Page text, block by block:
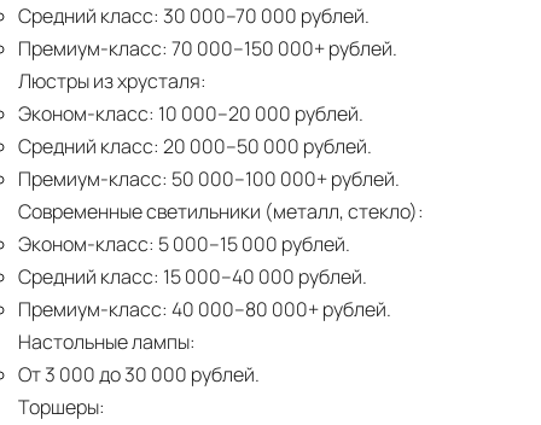
Средний класс: 30 000–70 000 рублей.
Премиум-класс: 70 000–150 000+ рублей.
Люстры из хрусталя:
Эконом-класс: 10 000–20 000 рублей.
Средний класс: 20 000–50 000 рублей.
Премиум-класс: 50 000–100 000+ рублей.
Современные светильники (металл, стекло):
Эконом-класс: 5 000–15 000 рублей.
Средний класс: 15 000–40 000 рублей.
Премиум-класс: 40 000–80 000+ рублей.
Настольные лампы:
От 3 000 до 30 000 рублей.
Торшеры: